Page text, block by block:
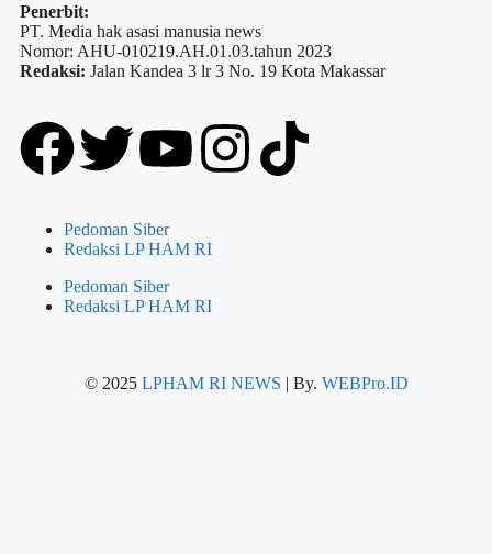
Penerbit:
PT. Media hak asasi manusia news
Nomor: AHU-010219.AH.01.03.tahun 2023
Redaksi: Jalan Kandea 3 lr 3 No. 19 Kota Makassar
Pedoman Siber
Redaksi LP HAM RI
Pedoman Siber
Redaksi LP HAM RI
© 2025 LPHAM RI NEWS | By. WEBPro.ID